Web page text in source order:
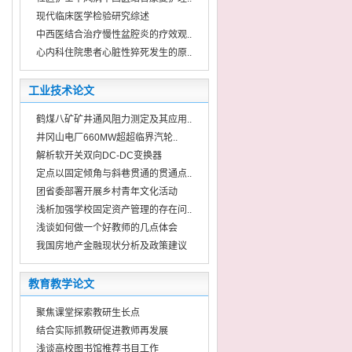
现代临床医学检验研究综述
中西医结合治疗慢性盆腔炎的疗效观..
心内科住院患者心脏性猝死发生的原..
工业技术论文
鹤煤八矿矿井通风阻力测定及其应用..
井冈山电厂660MW超超临界汽轮..
解析软开关双向DC-DC变换器
定点以固定倾角与斜巷贯通的贯通点..
团省委部署开展乡村青年文化活动
浅析加强学校固定资产管理的存在问..
浅谈如何做一个好教师的几点体会
我国房地产金融现状分析及政策建议
教育教学论文
聚焦课堂探索教研生长点
结合实际抓教研促进教师再发展
浅谈高校图书馆推荐书目工作